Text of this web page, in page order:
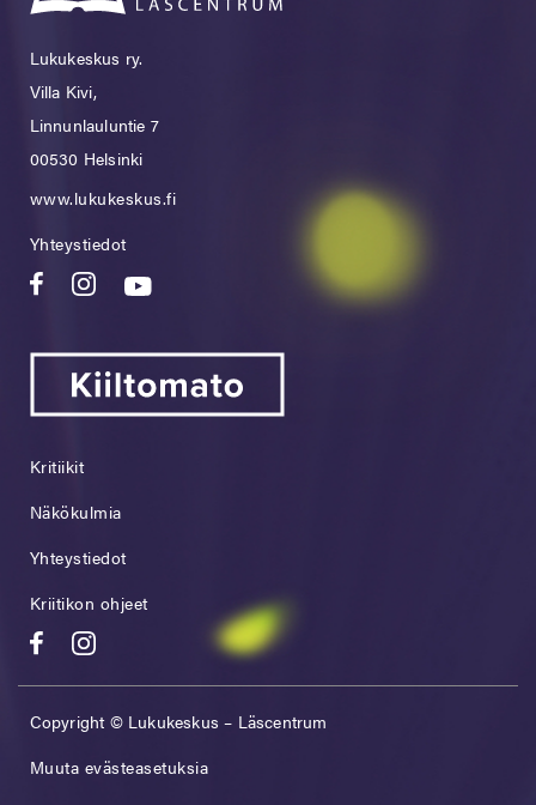
Lukukeskus ry.
Villa Kivi,
Linnunlauluntie 7
00530 Helsinki
www.lukukeskus.fi
Yhteystiedot
Kritiikit
Näkökulmia
Yhteystiedot
Kriitikon ohjeet
Copyright © Lukukeskus – Läscentrum
Muuta evästeasetuksia